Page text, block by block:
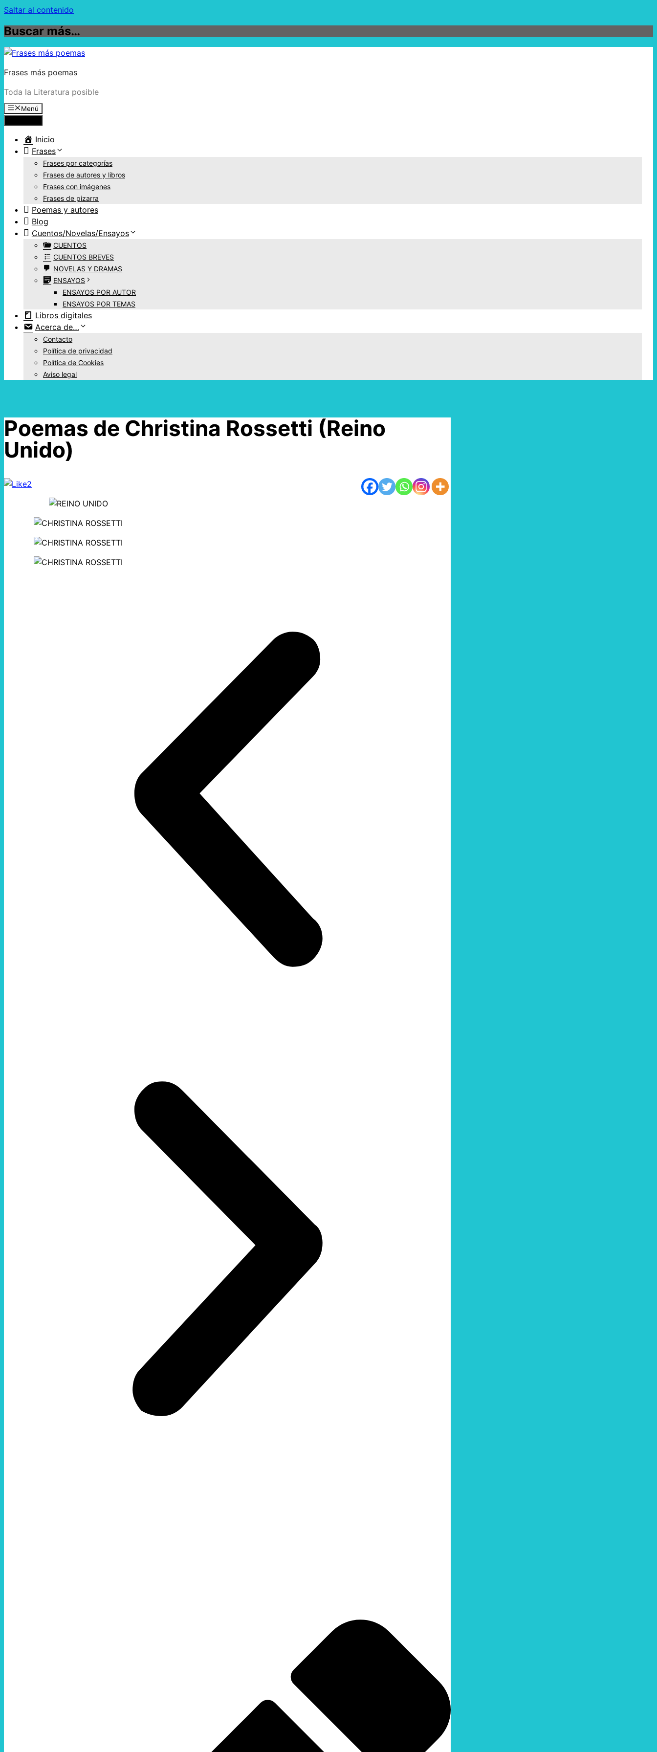
Saltar al contenido
Buscar más…
Frases más poemas
Toda la Literatura posible
Menú
Inicio
Frases
Frases por categorías
Frases de autores y libros
Frases con imágenes
Frases de pizarra
Poemas y autores
Blog
Cuentos/Novelas/Ensayos
CUENTOS
CUENTOS BREVES
NOVELAS Y DRAMAS
ENSAYOS
ENSAYOS POR AUTOR
ENSAYOS POR TEMAS
Libros digitales
Acerca de…
Contacto
Política de privacidad
Política de Cookies
Aviso legal
Poemas de Christina Rossetti (Reino
Unido)
2